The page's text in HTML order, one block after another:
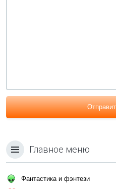
Главное меню
Фантастика и фэнтези